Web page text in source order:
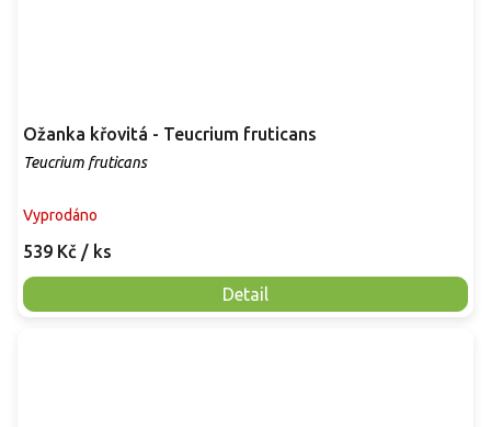
Ožanka křovitá - Teucrium fruticans
Teucrium fruticans
Vyprodáno
539 Kč / ks
Detail